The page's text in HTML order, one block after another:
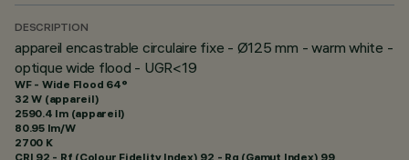
DESCRIPTION
appareil encastrable circulaire fixe - Ø125 mm - warm white -
optique wide flood - UGR<19
WF - Wide Flood 64°
32 W (appareil)
2590.4 lm (appareil)
80.95 lm/W
2700 K
CRI 92 - Rf (Colour Fidelity Index) 92 - Rg (Gamut Index) 99